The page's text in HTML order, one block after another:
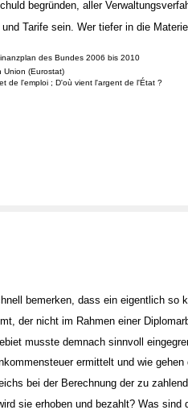
begründen, aller
Tarife sein. Wer tiefer in die
des Bundes 2006 bis 2010
Union (Eurostat)
de l'emploi ; D'où vient l'argent de l'État ?
bemerken, dass ein eigentlich so
der nicht im Rahmen einer
musste demnach sinnvoll
ermittelt und wie gehen
bei der Berechnung der zu
sie erhoben und bezahlt? Was sind